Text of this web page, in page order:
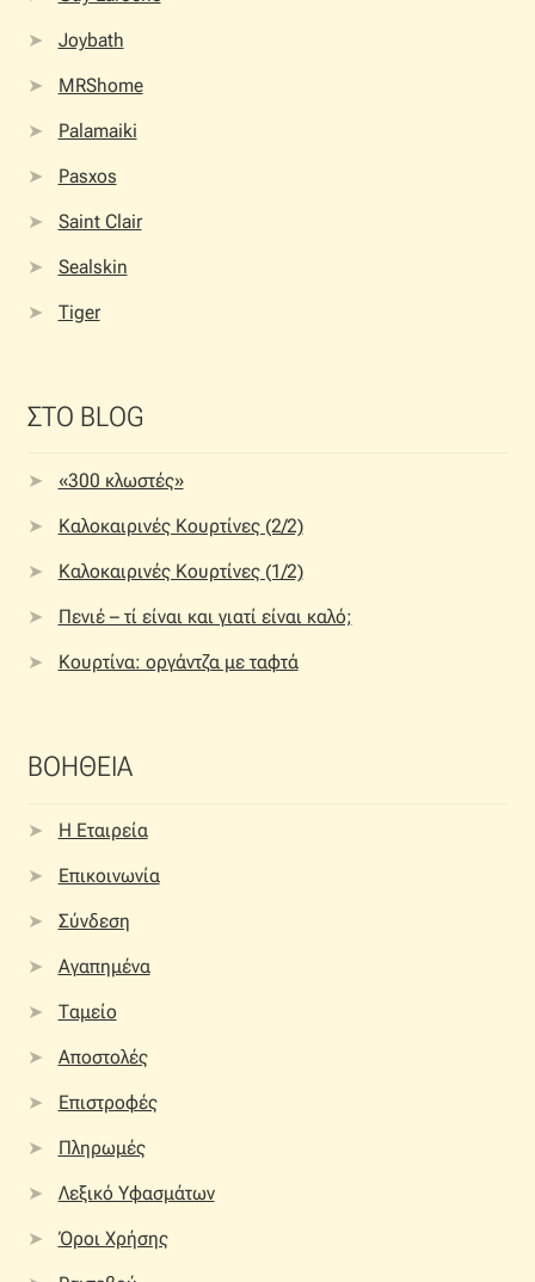
Joybath
MRShome
Palamaiki
Pasxos
Saint Clair
Sealskin
Tiger
ΣΤΟ BLOG
«300 κλωστές»
Καλοκαιρινές Κουρτίνες (2/2)
Καλοκαιρινές Κουρτίνες (1/2)
Πενιέ – τί είναι και γιατί είναι καλό;
Κουρτίνα: οργάντζα με ταφτά
ΒΟΗΘΕΙΑ
Η Εταιρεία
Επικοινωνία
Σύνδεση
Αγαπημένα
Ταμείο
Αποστολές
Επιστροφές
Πληρωμές
Λεξικό Υφασμάτων
Όροι Χρήσης